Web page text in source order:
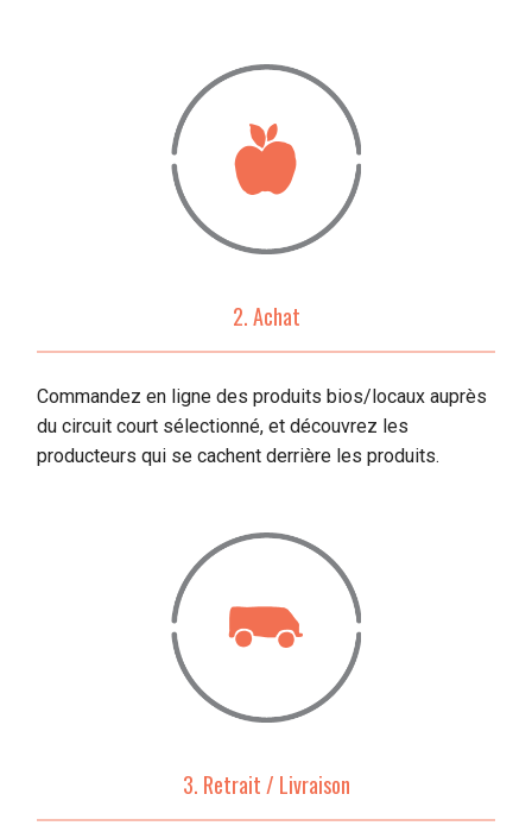
2. Achat
Commandez en ligne des produits bios/locaux auprès
du circuit court sélectionné, et découvrez les
producteurs qui se cachent derrière les produits.
3. Retrait / Livraison